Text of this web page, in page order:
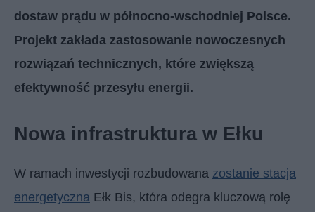
dostaw prądu w północno-wschodniej Polsce.
Projekt zakłada zastosowanie nowoczesnych
rozwiązań technicznych, które zwiększą
efektywność przesyłu energii.
Nowa infrastruktura w Ełku
W ramach inwestycji rozbudowana zostanie stacja
energetyczna Ełk Bis, która odegra kluczową rolę